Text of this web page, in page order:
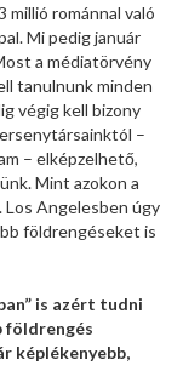
millió románnal való
Mi pedig január
a médiatörvény
tanulnunk minden
végig kell bizony
–
– elképzelhető,
Mint azokon a
Los Angelesben úgy
földrengéseket is
is azért tudni
földrengés
képlékenyebb,